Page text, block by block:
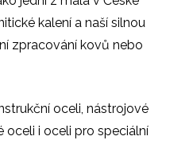
kalení a naší silnou
zpracování kovů nebo
oceli, nástrojové
oceli i oceli pro speciální